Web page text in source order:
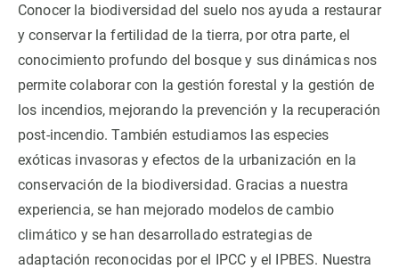
Conocer la biodiversidad del suelo nos ayuda a restaurar
y conservar la fertilidad de la tierra, por otra parte, el
conocimiento profundo del bosque y sus dinámicas nos
permite colaborar con la gestión forestal y la gestión de
los incendios, mejorando la prevención y la recuperación
post-incendio. También estudiamos las especies
exóticas invasoras y efectos de la urbanización en la
conservación de la biodiversidad. Gracias a nuestra
experiencia, se han mejorado modelos de cambio
climático y se han desarrollado estrategias de
adaptación reconocidas por el IPCC y el IPBES. Nuestra